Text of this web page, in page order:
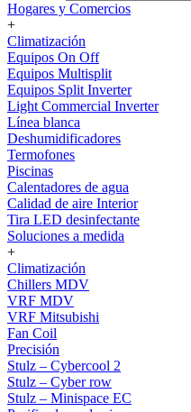
Hogares y Comercios
+
Climatización
Equipos On Off
Equipos Multisplit
Equipos Split Inverter
Light Commercial Inverter
Línea blanca
Deshumidificadores
Termofones
Piscinas
Calentadores de agua
Calidad de aire Interior
Tira LED desinfectante
Soluciones a medida
+
Climatización
Chillers MDV
VRF MDV
VRF Mitsubishi
Fan Coil
Precisión
Stulz – Cybercool 2
Stulz – Cyber row
Stulz – Minispace EC